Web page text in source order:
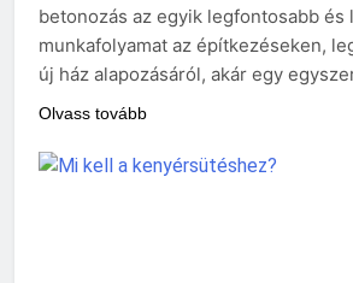
betonozás az egyik legfontosabb
munkafolyamat az építkezéseken,
új ház alapozásáról, akár egy
Olvass tovább